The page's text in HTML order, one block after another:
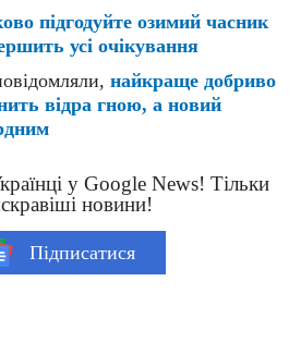
підгодуйте озимий часник
усі очікування
найкраще добриво
відра гною, а новий
у Google News! Тільки
новини!
Підписатися